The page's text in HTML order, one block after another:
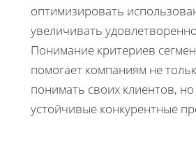
оптимизировать
увеличивать
Понимание критериев
помогает компаниям не
понимать своих клиентов,
устойчивые конкурентные